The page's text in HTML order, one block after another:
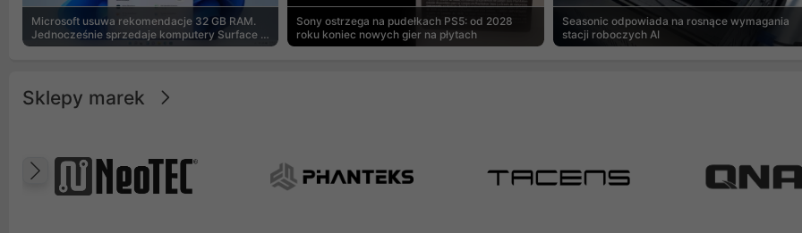
Microsoft usuwa rekomendacje 32 GB RAM.
Jednocześnie sprzedaje komputery Surface z
8 GB
Sony ostrzega na pudełkach PS5: od 2028
roku koniec nowych gier na płytach
Seasonic odpowiada na rosnące wymagania
stacji roboczych AI
Sklepy marek
Poprzedni